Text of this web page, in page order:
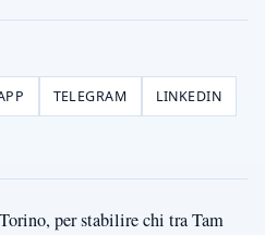
TELEGRAM LINKEDIN
per stabilire chi tra Tam